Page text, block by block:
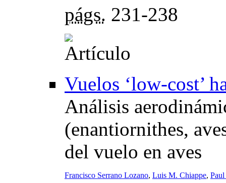
págs. 231-238
Vuelos ‘low-cost’
Análisis
(enantiornithes,
del vuelo en aves
Francisco Serrano Lozano, Luis M. Chiappe,